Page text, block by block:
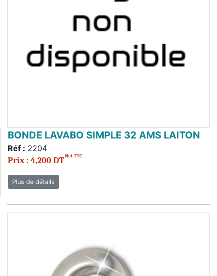
BONDE LAVABO SIMPLE 32 AMS LAITON
Réf : 2204
Prix : 4,200 DTNet TTC
Plus de détails